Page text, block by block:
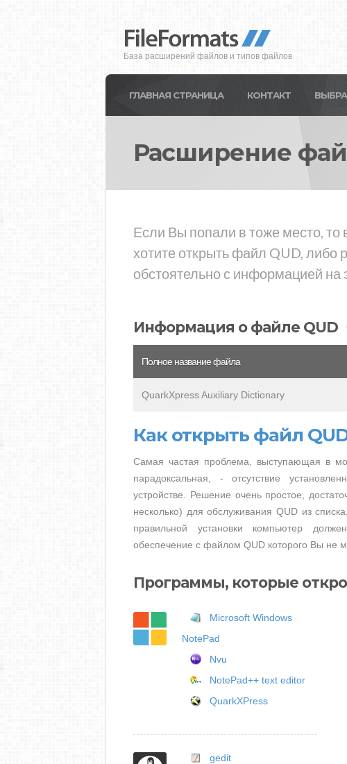
База расширений файлов и типов файлов
ГЛАВНАЯ СТРАНИЦА КОНТАКТ
Расширение
Если Вы попали в тоже место,
хотите открыть файл QUD, либо
обстоятельно с информацией на
Информация о файле QUD
Полное название файла
QuarkXpress Auxiliary Dictionary
Как открыть файл
Самая частая проблема, выступающая в
парадоксальная, - отсутствие
устройстве. Решение очень простое,
несколько) для обслуживания QUD из
правильной установки компьютер
обеспечение с файлом QUD которого Вы не
Программы, которые
Microsoft Windows
NotePad
Nvu
NotePad++ text editor
QuarkXPress
gedit